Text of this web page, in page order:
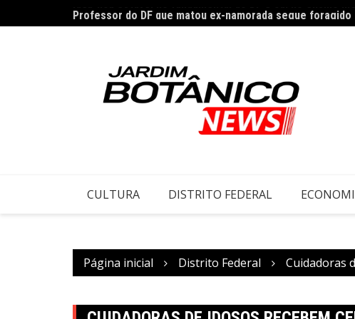
para
Professor do DF que matou ex-namorada segue foragido
CULTURA DISTRITO FEDERAL
Página inicial Distrito Federal Cuidadoras